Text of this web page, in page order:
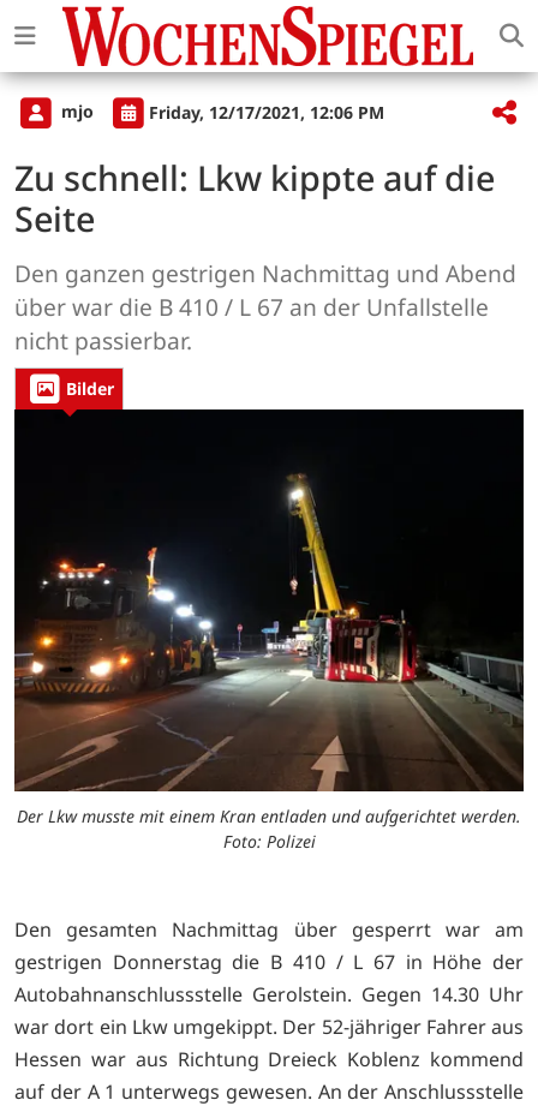
mjo Friday, 12/17/2021, 12:06 PM
Zu schnell: Lkw kippte auf die
Seite
Den ganzen gestrigen Nachmittag und Abend
über war die B 410 / L 67 an der Unfallstelle
nicht passierbar.
Bilder
Der Lkw musste mit einem Kran entladen und aufgerichtet werden.
Foto: Polizei
Den gesamten Nachmittag über gesperrt war am
gestrigen Donnerstag die B 410 / L 67 in Höhe der
Autobahnanschlussstelle Gerolstein. Gegen 14.30 Uhr
war dort ein Lkw umgekippt. Der 52-jähriger Fahrer aus
Hessen war aus Richtung Dreieck Koblenz kommend
auf der A 1 unterwegs gewesen. An der Anschlussstelle